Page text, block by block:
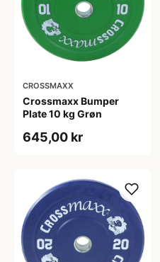
CROSSMAXX
Crossmaxx Bumper
Plate 10 kg Grøn
645,00 kr